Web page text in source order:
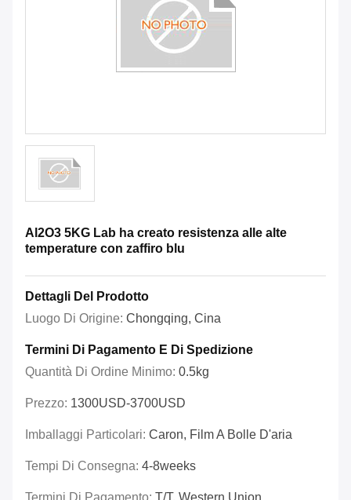
Al2O3 5KG Lab ha creato resistenza alle alte
temperature con zaffiro blu
Dettagli Del Prodotto
Luogo Di Origine: Chongqing, Cina
Termini Di Pagamento E Di Spedizione
Quantità Di Ordine Minimo: 0.5kg
Prezzo: 1300USD-3700USD
Imballaggi Particolari: Caron, Film A Bolle D'aria
Tempi Di Consegna: 4-8weeks